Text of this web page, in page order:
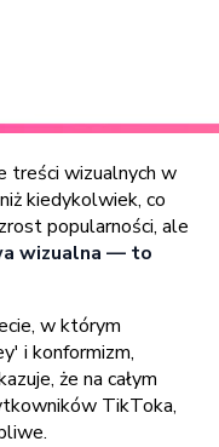
treści wizualnych w
kiedykolwiek, co
popularności, ale
wizualna — to
w którym
i konformizm,
że na całym
TikToka,